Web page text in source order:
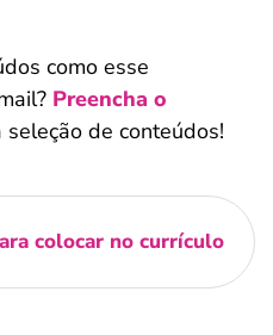
como esse
Preencha o
seleção de conteúdos!
colocar no currículo